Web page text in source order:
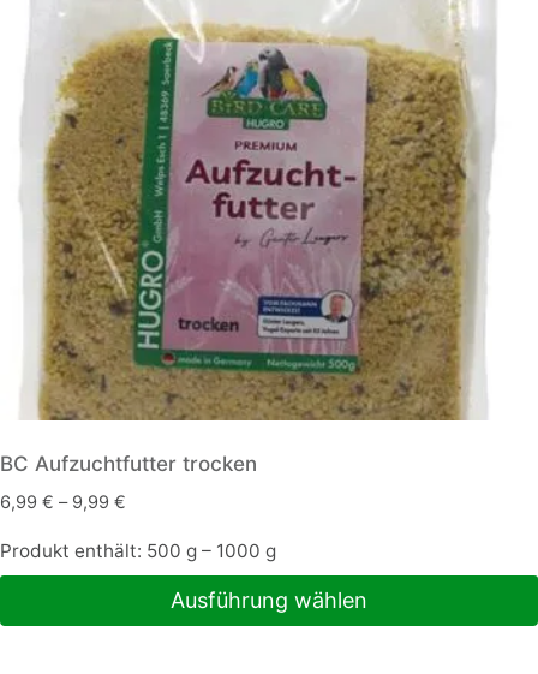
Optionen
können
Produktseite
gewählt
werden
BC Aufzuchtfutter trocken
6,99 € – 9,99 €
Produkt enthält: 500 g – 1000 g
Ausführung wählen